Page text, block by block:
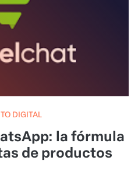
DIGITAL
la fórmula
de productos